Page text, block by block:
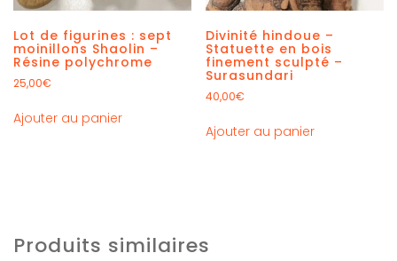
Lot de figurines : sept
moinillons Shaolin –
Résine polychrome
25,00€
Ajouter au panier
Divinité hindoue –
Statuette en bois
finement sculpté –
Surasundari
40,00€
Ajouter au panier
Produits similaires